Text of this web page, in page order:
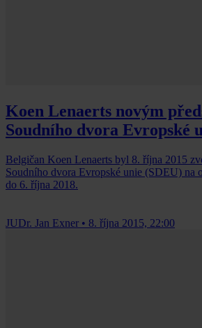
Koen Lenaerts novým
Soudního dvora Evropské
Belgičan Koen Lenaerts byl 8. října 2015
Soudního dvora Evropské unie (SDEU) na
do 6. října 2018.
JUDr. Jan Exner • 8. října 2015, 22:00